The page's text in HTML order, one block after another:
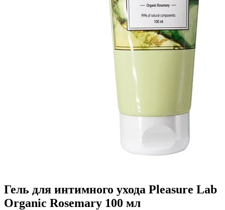
Гель для интимного ухода Pleasure Lab
Organic Rosemary 100 мл